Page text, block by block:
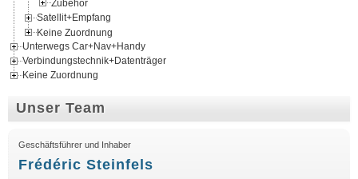
Zubehör
Satellit+Empfang
Keine Zuordnung
Unterwegs Car+Nav+Handy
Verbindungstechnik+Datenträger
Keine Zuordnung
Unser Team
Geschäftsführer und Inhaber
Frédéric Steinfels